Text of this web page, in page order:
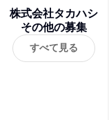
株式会社タカハシ
その他の募集
すべて見る